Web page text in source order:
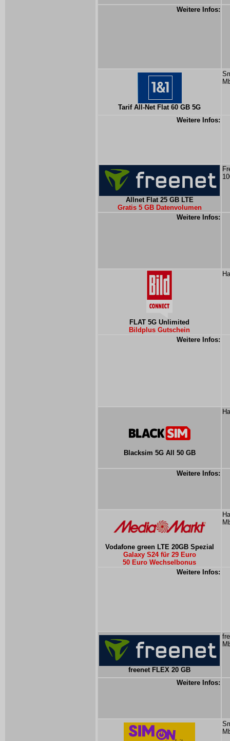
Weitere Infos:
Tarif All-Net Flat 60 GB 5G
Weitere Infos:
Allnet Flat 25 GB LTE
Gratis 5 GB Datenvolumen
Weitere Infos:
FLAT 5G Unlimited
Bildplus Gutschein
Weitere Infos:
Blacksim 5G All 50 GB
Weitere Infos:
Vodafone green LTE 20GB Spezial
Galaxy S24 für 29 Euro
50 Euro Wechselbonus
Weitere Infos:
freenet FLEX 20 GB
Weitere Infos: